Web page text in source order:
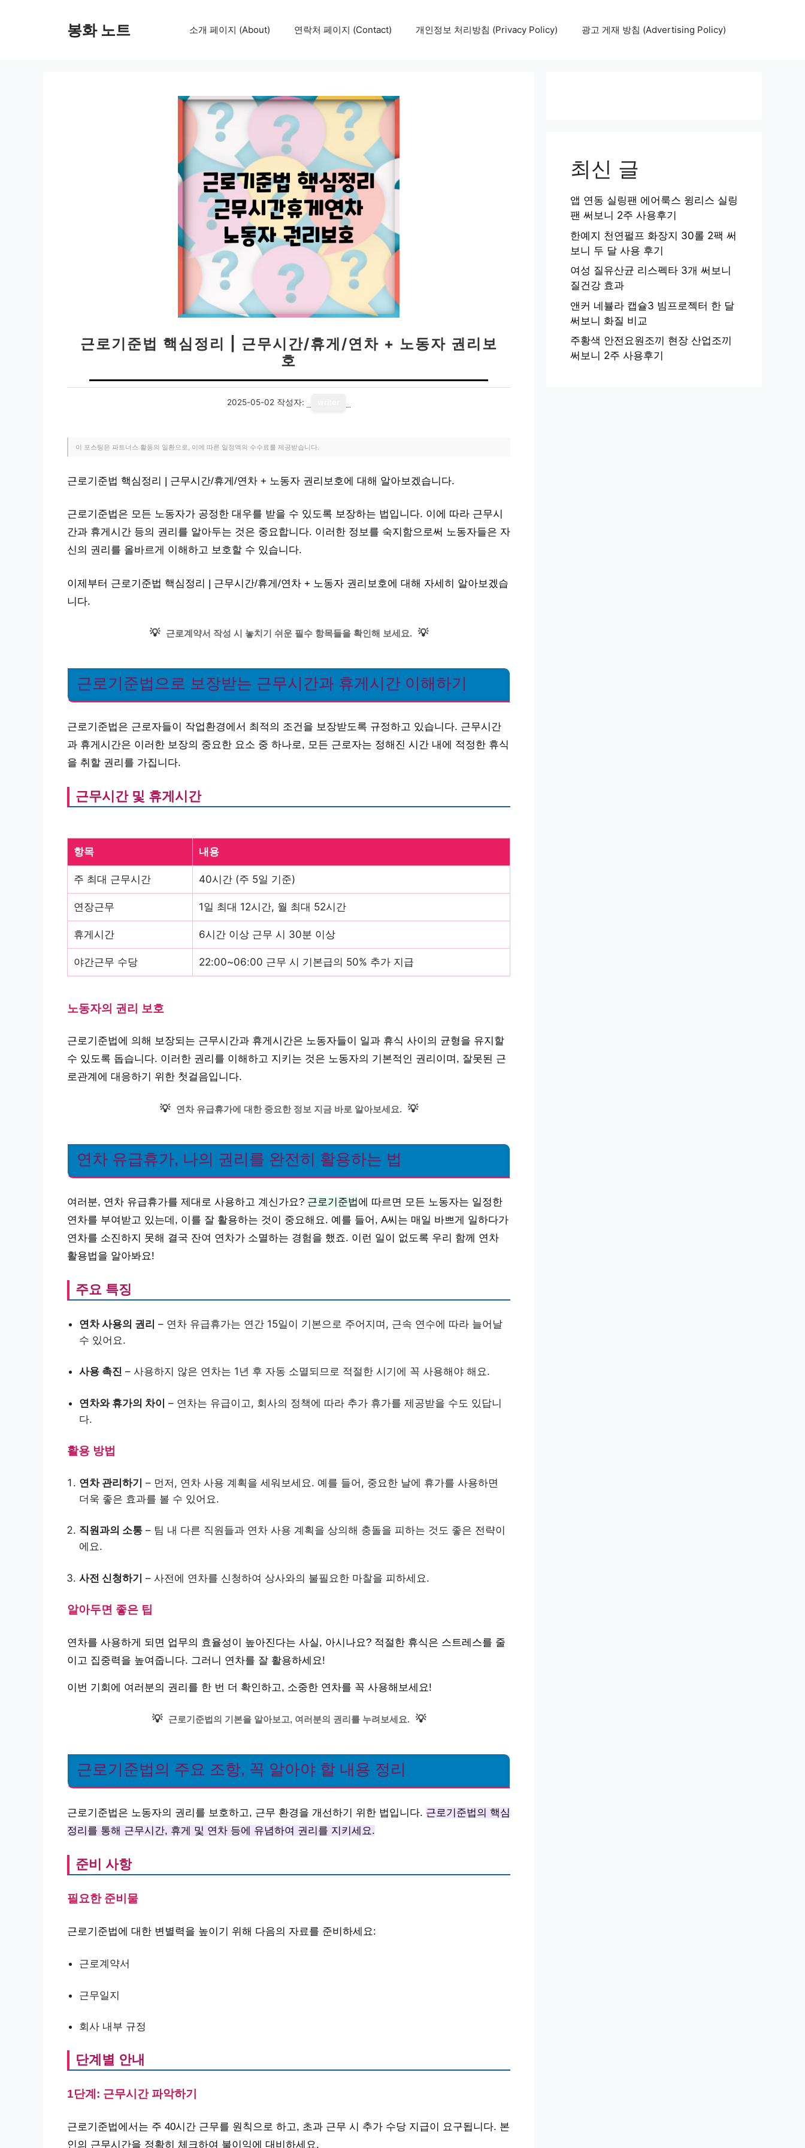
봉화 노트 소개 페이지 (About) 연락처 페이지 (Contact) 개인정보 처리방침 (Privacy Policy) 광고 게재 방침 (Advertising Policy)
근로기준법 핵심정리 | 근무시간/휴게/연차 + 노동자 권리보
호
2025-05-02 작성자:
이 포스팅은 파트너스 활동의 일환으로, 이에 따른 일정액의 수수료를 제공받습니다.
근로기준법 핵심정리 | 근무시간/휴게/연차 + 노동자 권리보호에 대해 알아보겠습니다.
근로기준법은 모든 노동자가 공정한 대우를 받을 수 있도록 보장하는 법입니다. 이에 따라 근무시
간과 휴게시간 등의 권리를 알아두는 것은 중요합니다. 이러한 정보를 숙지함으로써 노동자들은 자
신의 권리를 올바르게 이해하고 보호할 수 있습니다.
이제부터 근로기준법 핵심정리 | 근무시간/휴게/연차 + 노동자 권리보호에 대해 자세히 알아보겠습
니다.
💡 근로계약서 작성 시 놓치기 쉬운 필수 항목들을 확인해 보세요. 💡
근로기준법으로 보장받는 근무시간과 휴게시간 이해하기
근로기준법은 근로자들이 작업환경에서 최적의 조건을 보장받도록 규정하고 있습니다. 근무시간
과 휴게시간은 이러한 보장의 중요한 요소 중 하나로, 모든 근로자는 정해진 시간 내에 적정한 휴식
을 취할 권리를 가집니다.
근무시간 및 휴게시간
항목 내용
주 최대 근무시간 40시간 (주 5일 기준)
연장근무 1일 최대 12시간, 월 최대 52시간
휴게시간 6시간 이상 근무 시 30분 이상
야간근무 수당 22:00~06:00 근무 시 기본급의 50% 추가 지급
노동자의 권리 보호
근로기준법에 의해 보장되는 근무시간과 휴게시간은 노동자들이 일과 휴식 사이의 균형을 유지할
수 있도록 돕습니다. 이러한 권리를 이해하고 지키는 것은 노동자의 기본적인 권리이며, 잘못된 근
로관계에 대응하기 위한 첫걸음입니다.
💡 연차 유급휴가에 대한 중요한 정보 지금 바로 알아보세요. 💡
연차 유급휴가, 나의 권리를 완전히 활용하는 법
여러분, 연차 유급휴가를 제대로 사용하고 계신가요? 근로기준법에 따르면 모든 노동자는 일정한
연차를 부여받고 있는데, 이를 잘 활용하는 것이 중요해요. 예를 들어, A씨는 매일 바쁘게 일하다가
연차를 소진하지 못해 결국 잔여 연차가 소멸하는 경험을 했죠. 이런 일이 없도록 우리 함께 연차
활용법을 알아봐요!
주요 특징
연차 사용의 권리 – 연차 유급휴가는 연간 15일이 기본으로 주어지며, 근속 연수에 따라 늘어날
수 있어요.
사용 촉진 – 사용하지 않은 연차는 1년 후 자동 소멸되므로 적절한 시기에 꼭 사용해야 해요.
연차와 휴가의 차이 – 연차는 유급이고, 회사의 정책에 따라 추가 휴가를 제공받을 수도 있답니
다.
활용 방법
연차 관리하기 – 먼저, 연차 사용 계획을 세워보세요. 예를 들어, 중요한 날에 휴가를 사용하면
더욱 좋은 효과를 볼 수 있어요.
직원과의 소통 – 팀 내 다른 직원들과 연차 사용 계획을 상의해 충돌을 피하는 것도 좋은 전략이
에요.
사전 신청하기 – 사전에 연차를 신청하여 상사와의 불필요한 마찰을 피하세요.
알아두면 좋은 팁
연차를 사용하게 되면 업무의 효율성이 높아진다는 사실, 아시나요? 적절한 휴식은 스트레스를 줄
이고 집중력을 높여줍니다. 그러니 연차를 잘 활용하세요!
이번 기회에 여러분의 권리를 한 번 더 확인하고, 소중한 연차를 꼭 사용해보세요!
💡 근로기준법의 기본을 알아보고, 여러분의 권리를 누려보세요. 💡
근로기준법의 주요 조항, 꼭 알아야 할 내용 정리
근로기준법은 노동자의 권리를 보호하고, 근무 환경을 개선하기 위한 법입니다. 근로기준법의 핵심
정리를 통해 근무시간, 휴게 및 연차 등에 유념하여 권리를 지키세요.
준비 사항
필요한 준비물
근로기준법에 대한 변별력을 높이기 위해 다음의 자료를 준비하세요:
근로계약서
근무일지
회사 내부 규정
단계별 안내
1단계: 근무시간 파악하기
근로기준법에서는 주 40시간 근무를 원칙으로 하고, 초과 근무 시 추가 수당 지급이 요구됩니다. 본
인의 근무시간을 정확히 체크하여 불이익에 대비하세요.
최신 글
앱 연동 실링팬 에어룩스 윙리스 실링
팬 써보니 2주 사용후기
한예지 천연펄프 화장지 30롤 2팩 써
보니 두 달 사용 후기
여성 질유산균 리스펙타 3개 써보니
질건강 효과
앤커 네뷸라 캡슐3 빔프로젝터 한 달
써보니 화질 비교
주황색 안전요원조끼 현장 산업조끼
써보니 2주 사용후기